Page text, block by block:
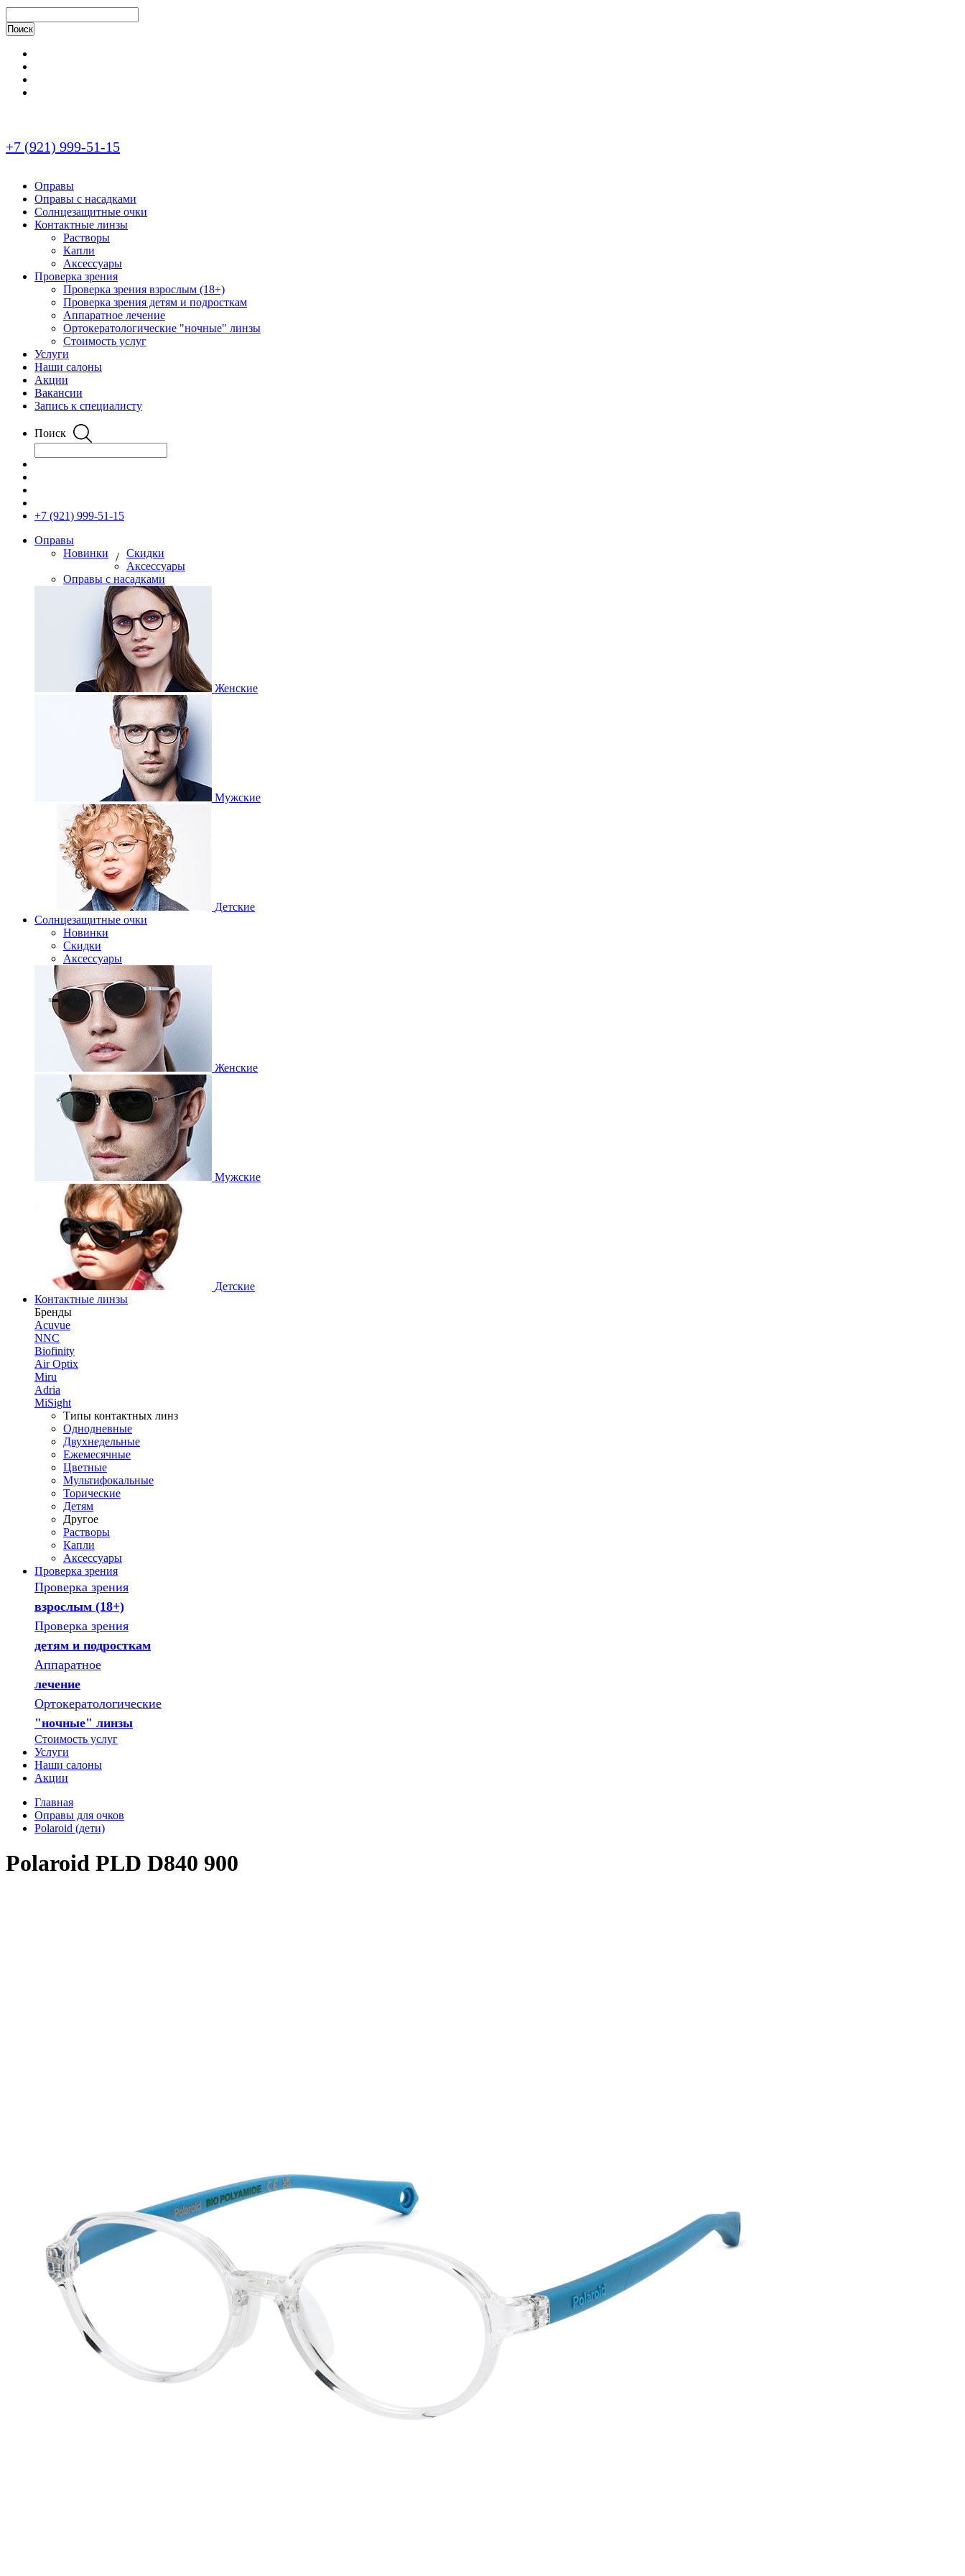
+7 (921) 999-51-15
Оправы
Оправы с насадками
Солнцезащитные очки
Контактные линзы
Растворы
Капли
Аксессуары
Проверка зрения
Проверка зрения взрослым (18+)
Проверка зрения детям и подросткам
Аппаратное лечение
Ортокератологические "ночные" линзы
Стоимость услуг
Услуги
Наши салоны
Акции
Вакансии
Запись к специалисту
Поиск
+7 (921) 999-51-15
Оправы
Новинки
/ Скидки
Аксессуары
Оправы с насадками
Женские
Мужские
Детские
Солнцезащитные очки
Новинки
Скидки
Аксессуары
Женские
Мужские
Детские
Контактные линзы
Бренды
Acuvue
NNC
Biofinity
Air Optix
Miru
Adria
MiSight
Типы контактных линз
Однодневные
Двухнедельные
Ежемесячные
Цветные
Мультифокальные
Торические
Детям
Другое
Растворы
Капли
Аксессуары
Проверка зрения
Проверка зрения
взрослым (18+)
Проверка зрения
детям и подросткам
Аппаратное
лечение
Ортокератологические
"ночные" линзы
Стоимость услуг
Услуги
Наши салоны
Акции
Главная
Оправы для очков
Polaroid (дети)
Polaroid PLD D840 900